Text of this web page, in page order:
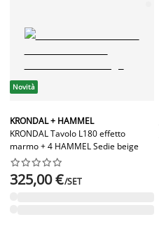
Novità
KRONDAL + HAMMEL
KRONDAL Tavolo L180 effetto
marmo + 4 HAMMEL Sedie beige






325,00 €/SET